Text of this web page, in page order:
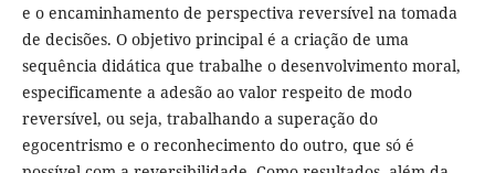
e o encaminhamento de perspectiva reversível na tomada
de decisões. O objetivo principal é a criação de uma
sequência didática que trabalhe o desenvolvimento moral,
especificamente a adesão ao valor respeito de modo
reversível, ou seja, trabalhando a superação do
egocentrismo e o reconhecimento do outro, que só é